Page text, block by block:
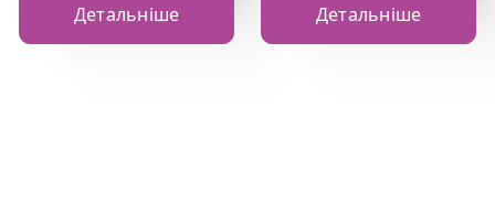
Детальніше Детальніше